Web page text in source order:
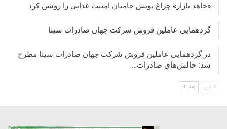
«جاهد بازار» چراغ پویش حامیان امنیت غذایی را روشن کرد
گردهمایی عاملین فروش شرکت جهان صادرات سینا
در گردهمایی عاملین فروش شرکت جهان صادرات سینا مطرح
شد: چالش‌های صادرات…
قبل بعد